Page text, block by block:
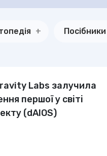
Посібники
Labs залучила
першої у світі
(dAIOS)